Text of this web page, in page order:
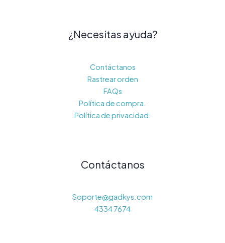
¿Necesitas ayuda?
Contáctanos
Rastrear orden
FAQs
Política de compra.
Política de privacidad.
Contáctanos
Soporte@gadkys.com
4334 7674